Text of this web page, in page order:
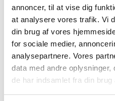
annoncer, til at vise dig
at analysere vores trafik. Vi
din brug af vores
for sociale medier,
analysepartnere. Vores
data med andre
de har indsamlet fra din brug